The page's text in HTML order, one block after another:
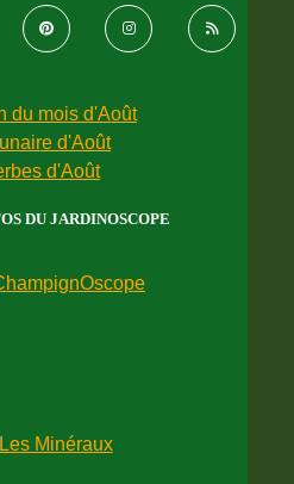
du mois d'Août
d'Août
d'Août
DU JARDINOSCOPE